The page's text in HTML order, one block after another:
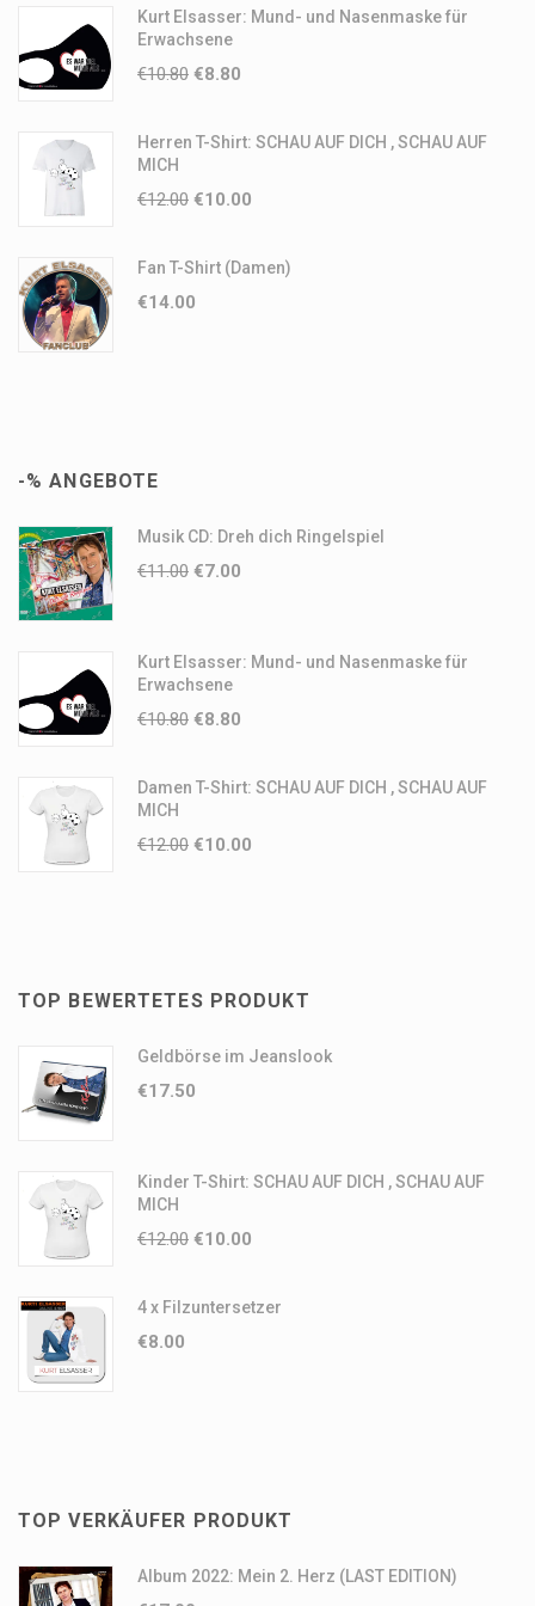
Kurt Elsasser: Mund- und Nasenmaske für
Erwachsene
€10.80 €8.80
Herren T-Shirt: SCHAU AUF DICH , SCHAU AUF
MICH
€12.00 €10.00
Fan T-Shirt (Damen)
€14.00
-% ANGEBOTE
Musik CD: Dreh dich Ringelspiel
€11.00 €7.00
Kurt Elsasser: Mund- und Nasenmaske für
Erwachsene
€10.80 €8.80
Damen T-Shirt: SCHAU AUF DICH , SCHAU AUF
MICH
€12.00 €10.00
TOP BEWERTETES PRODUKT
Geldbörse im Jeanslook
€17.50
Kinder T-Shirt: SCHAU AUF DICH , SCHAU AUF
MICH
€12.00 €10.00
4 x Filzuntersetzer
€8.00
TOP VERKÄUFER PRODUKT
Album 2022: Mein 2. Herz (LAST EDITION)